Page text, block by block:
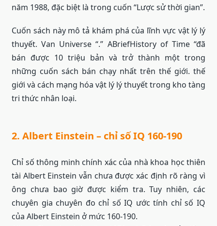
năm 1988, đặc biệt là trong cuốn “Lược sử thời gian”.
Cuốn sách này mô tả khám phá của lĩnh vực vật lý lý
thuyết. Van Universe “.” ABriefHistory of Time “đã
bán được 10 triệu bản và trở thành một trong
những cuốn sách bán chạy nhất trên thế giới. thế
giới và cách mạng hóa vật lý lý thuyết trong kho tàng
tri thức nhân loại.
2. Albert Einstein – chỉ số IQ 160-190
Chỉ số thông minh chính xác của nhà khoa học thiên
tài Albert Einstein vẫn chưa được xác định rõ ràng vì
ông chưa bao giờ được kiểm tra. Tuy nhiên, các
chuyên gia chuyên đo chỉ số IQ ước tính chỉ số IQ
của Albert Einstein ở mức 160-190.